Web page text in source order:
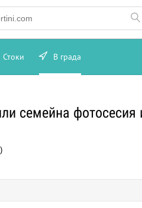
Стоки В града
семейна